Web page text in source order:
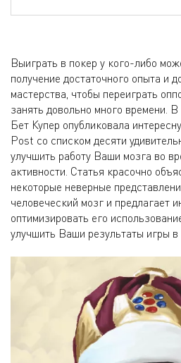
Выиграть в покер у кого-либо
получение достаточного опыта и
мастерства, чтобы переиграть
занять довольно много времени.
Бет Купер опубликовала
Post со списком десяти
улучшить работу Ваши мозга во
активности. Статья красочно
некоторые неверные
человеческий мозг и предлагает
оптимизировать его
улучшить Ваши результаты игры в